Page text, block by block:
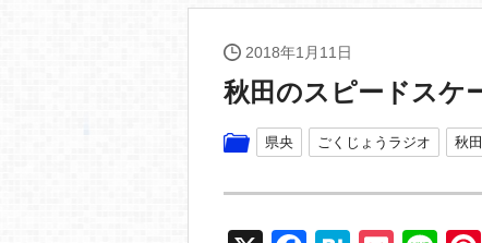
2018年1月11日
秋田のスピードスケ
県央 ごくじょうラジオ 秋